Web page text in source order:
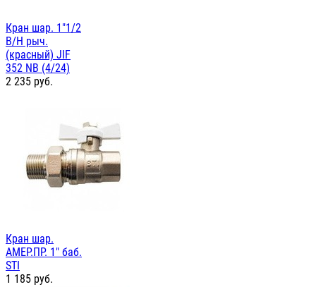
Кран шар. 1"1/2
В/Н рыч.
(красный) JIF
352 NB (4/24)
2 235 руб.
Кран шар.
АМЕР.ПР. 1" баб.
STI
1 185 руб.